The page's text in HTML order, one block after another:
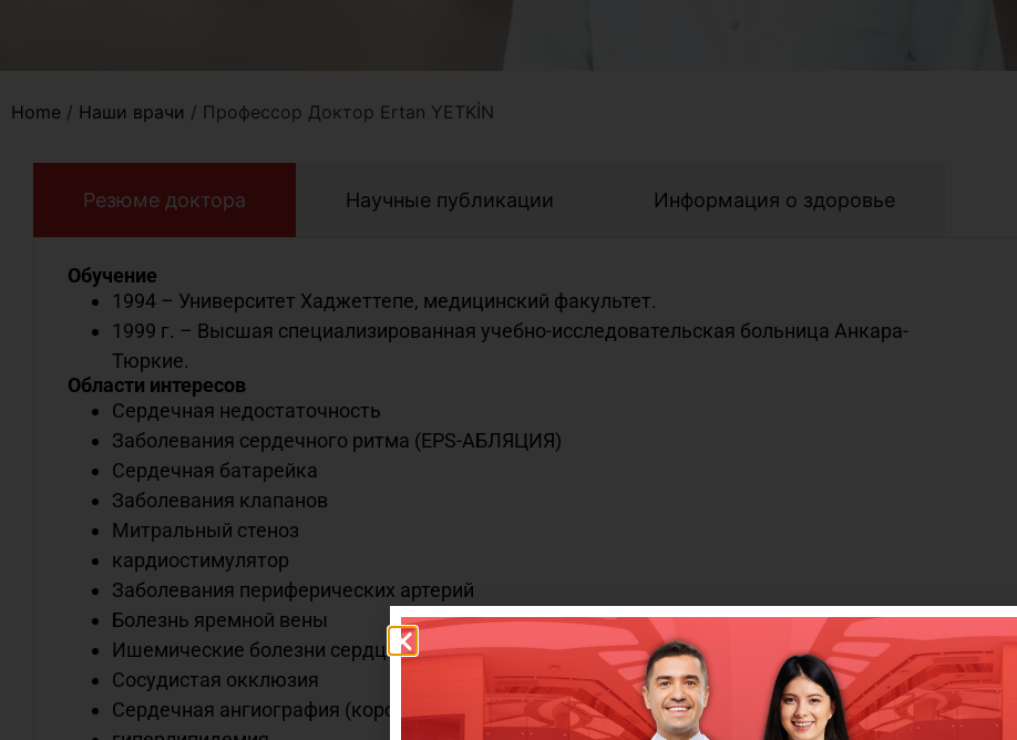
Home / Наши врачи / Профессор Доктор Ertan YETKİN
Резюме доктора Научные публикации Информация о здоровье
Обучение
1994 – Университет Хаджеттепе, медицинский факультет.
1999 г. – Высшая специализированная учебно-исследовательская больница Анкара-
Тюркие.
Области интересов
Сердечная недостаточность
Заболевания сердечного ритма (EPS-АБЛЯЦИЯ)
Сердечная батарейка
Заболевания клапанов
Митральный стеноз
кардиостимулятор
Заболевания периферических артерий
Болезнь яремной вены
Ишемические болезни сердца
Сосудистая окклюзия
Сердечная ангиография (коронарная ангиография)